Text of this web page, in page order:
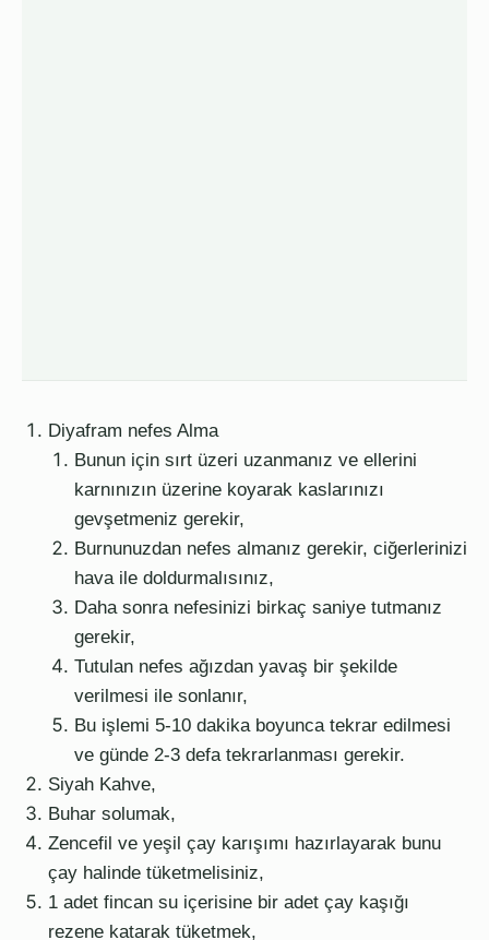
Diyafram nefes Alma
Bunun için sırt üzeri uzanmanız ve ellerini
karnınızın üzerine koyarak kaslarınızı
gevşetmeniz gerekir,
Burnunuzdan nefes almanız gerekir, ciğerlerinizi
hava ile doldurmalısınız,
Daha sonra nefesinizi birkaç saniye tutmanız
gerekir,
Tutulan nefes ağızdan yavaş bir şekilde
verilmesi ile sonlanır,
Bu işlemi 5-10 dakika boyunca tekrar edilmesi
ve günde 2-3 defa tekrarlanması gerekir.
Siyah Kahve,
Buhar solumak,
Zencefil ve yeşil çay karışımı hazırlayarak bunu
çay halinde tüketmelisiniz,
1 adet fincan su içerisine bir adet çay kaşığı
rezene katarak tüketmek,